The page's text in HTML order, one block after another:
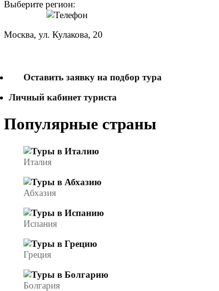
Выберите регион:
Москва, ул. Кулакова, 20
Оставить заявку на подбор тура
Личный кабинет туриста
Популярные страны
Италия
Абхазия
Испания
Греция
Болгария